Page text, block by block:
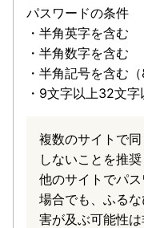
パスワードの条件
・半角英字を含む
・半角数字を含む
・半角記号を含む
・9文字以上32文字
複数のサイトで同
しないことを推奨
他のサイトでパ
場合でも、ふる
害が及ぶ可能性